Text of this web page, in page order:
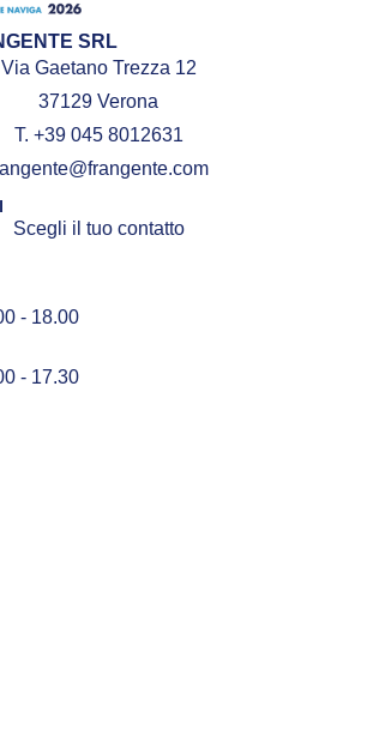
SRL
Via Gaetano Trezza 12
37129 Verona
T. +39 045 8012631
Scegli il tuo contatto
- 18.00
- 17.30